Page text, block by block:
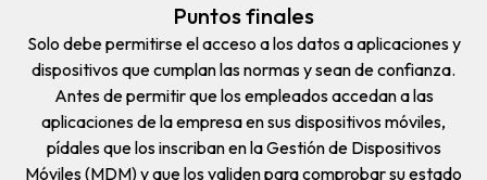
Puntos finales
Solo debe permitirse el acceso a los datos a aplicaciones y
dispositivos que cumplan las normas y sean de confianza.
Antes de permitir que los empleados accedan a las
aplicaciones de la empresa en sus dispositivos móviles,
pídales que los inscriban en la Gestión de Dispositivos
Móviles (MDM) y que los validen para comprobar su estado